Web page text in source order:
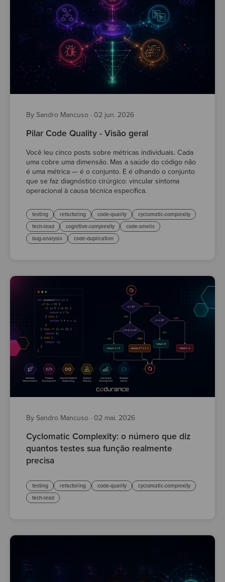
By Sandro Mancuso · 02 jun. 2026
Pilar Code Quality - Visão geral
Você leu cinco posts sobre métricas individuais. Cada
uma cobre uma dimensão. Mas a saúde do código não
é uma métrica — é o conjunto. E é olhando o conjunto
que se faz diagnóstico cirúrgico: vincular sintoma
operacional à causa técnica específica.
testing refactoring code-quality
cyclomatic-complexity
tech-lead
cognitive-complexity
code-smells
bug-analysis
code-duplication
By Sandro Mancuso · 02 mai. 2026
Cyclomatic Complexity: o número que diz
quantos testes sua função realmente
precisa
testing refactoring code-quality
cyclomatic-complexity
tech-lead